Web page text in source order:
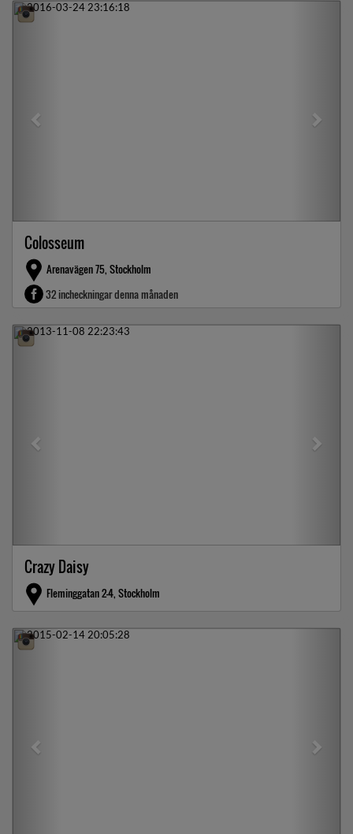
Previous
Colosseum
Arenavägen 75, Stockholm
32 incheckningar denna månaden
Previous
Crazy Daisy
Fleminggatan 2-4, Stockholm
Previous